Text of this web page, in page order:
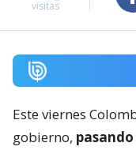
visitas
Este viernes
gobierno,